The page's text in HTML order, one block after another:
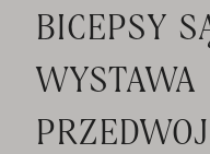
BICEPSY
WYSTAWA